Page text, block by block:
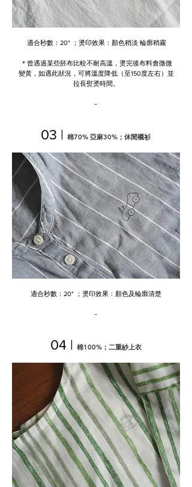
​適合秒數：20" ；燙印效果：顏色稍淡 輪廓稍霧
＊曾遇過某些胚布比較不耐高溫，燙完後布料會微微
變黃，如遇此狀況，可將溫度降低（至150度左右）並
拉長熨燙時間。
－
03 | 棉70% 亞麻30%；休閒襯衫
​適合秒數：20" ；燙印效果：顏色及輪廓清楚
－
04 | 棉100%；二重紗上衣